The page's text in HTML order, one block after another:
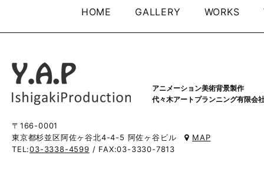
HOME GALLERY WORKS
アニメーション美術背景製作
代々木アートプランニング有限会
〒166-0001
東京都杉並区阿佐ヶ谷北4-4-5 阿佐ヶ谷ビル
MAP
TEL:03-3338-4599 / FAX:03-3330-7813